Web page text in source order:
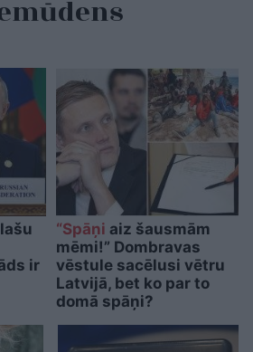
ir
“Spāņi aiz šausmām
mēmi!” Dombravas
vēstule sacēlusi vētru
Latvijā, bet ko par to
domā spāņi?